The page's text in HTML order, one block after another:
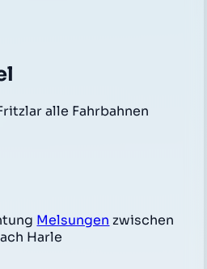
alle Fahrbahnen
Melsungen zwischen
Harle